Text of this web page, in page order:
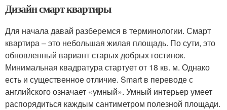
Дизайн смарт квартиры
Для начала давай разберемся в терминологии. Смарт
квартира – это небольшая жилая площадь. По сути, это
обновленный вариант старых добрых гостинок.
Минимальная квадратура стартует от 18 кв. м. Однако
есть и существенное отличие. Smart в переводе с
английского означает «умный». Умный интерьер умеет
распорядиться каждым сантиметром полезной площади.